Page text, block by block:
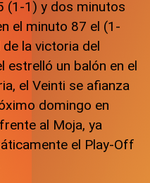
(1-1) y dos minutos
el minuto 87 el (1-
la victoria del
estrelló un balón en el
el Veinti se afianza
domingo en
al Moja, ya
el Play-Off